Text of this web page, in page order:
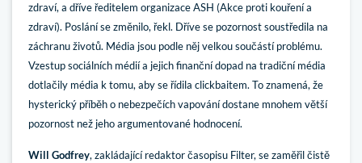
zdraví, a dříve ředitelem organizace ASH (Akce proti kouření a
zdraví). Poslání se změnilo, řekl. Dříve se pozornost soustředila na
záchranu životů. Média jsou podle něj velkou součástí problému.
Vzestup sociálních médií a jejich finanční dopad na tradiční média
dotlačily média k tomu, aby se řídila clickbaitem. To znamená, že
hysterický příběh o nebezpečích vapování dostane mnohem větší
pozornost než jeho argumentované hodnocení.
Will Godfrey, zakládající redaktor časopisu Filter, se zaměřil čistě